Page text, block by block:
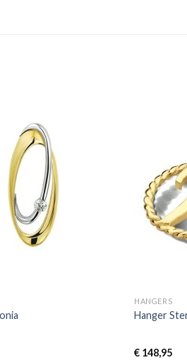
HANGERS
Hanger
€ 148,95